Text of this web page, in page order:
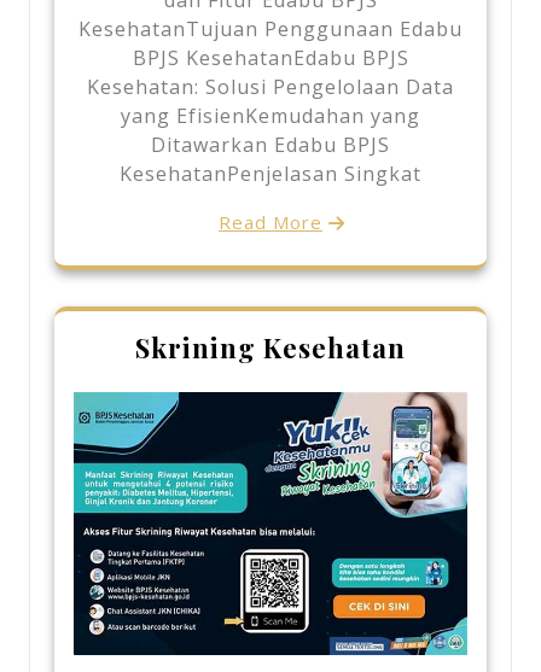
KesehatanTujuan Penggunaan Edabu
BPJS KesehatanEdabu BPJS
Kesehatan: Solusi Pengelolaan Data
yang EfisienKemudahan yang
Ditawarkan Edabu BPJS
KesehatanPenjelasan Singkat
Read More
Skrining Kesehatan